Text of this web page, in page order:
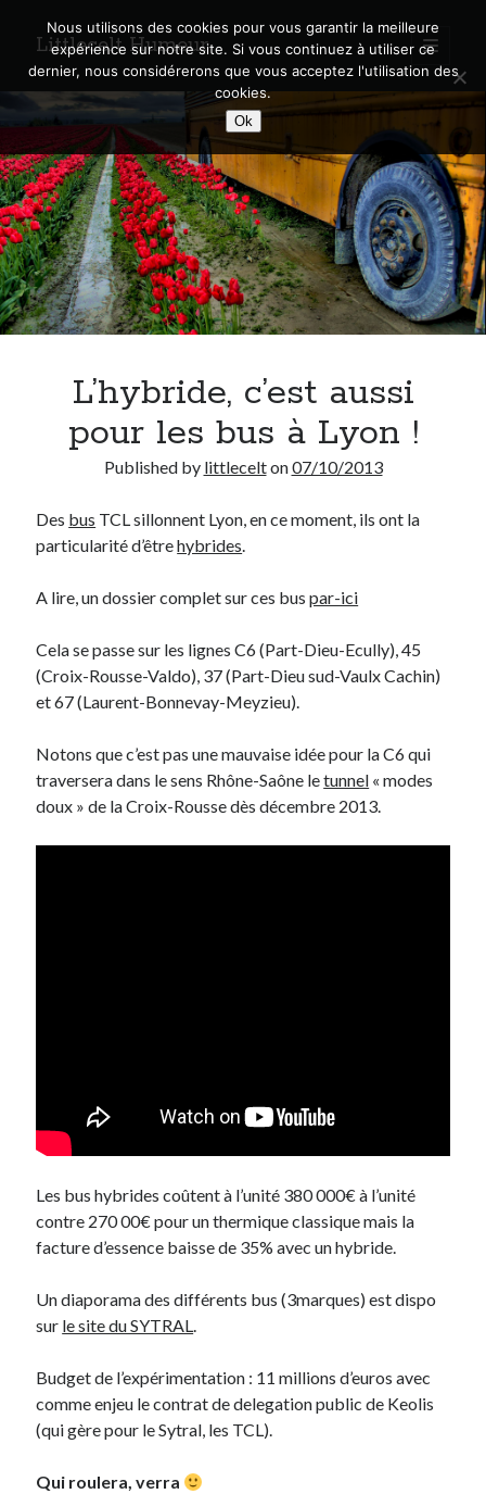
Littlecelt Humeur
open
primary
menu
Sidebar
Recherche sur le blog
Search
Derniers articles
Municipales 2026 : Lyon, Métropole et Caluire, mon choix pour l’avenir
Quel Lyonnais es-tu, Renaud Ducher ?
A quand une véritable place pour le vélo à Caluire dans la Métropole de
Comment je vis ma vie sur un vélo
Derniers Commentaires
JF dansC’était pas mieux avant… à Lyon
AnthonydansComment j’ai opéré ma vélorution toute personnelle
Renaud DucherdansComment j’ai opéré ma vélorution toute
personnelle
Commentaires récents
JFdansC’était pas mieux avant… à Lyon
Coup de coeur
Daddy
Geek
Green
Humeur
Lyon
Lyon à Livre Ouvert
Non classé
Parole de Follower
Patchwork
Post inutile
L’hybride, c’est aussi
pour les bus à Lyon !
Published by littlecelton07/10/2013
Des bus TCL sillonnent Lyon, en ce moment, ils ont la
particularité d’êtrehybrides.
A lire, un dossier complet sur ces buspar-ici
Cela se passe sur les lignes C6 (Part-Dieu-Ecully), 45
(Croix-Rousse-Valdo), 37 (Part-Dieu sud-Vaulx Cachin)
et 67 (Laurent-Bonnevay-Meyzieu).
Notons que c’est pas une mauvaise idée pour la C6 qui
traversera dans le sens Rhône-Saône letunnel « modes
doux » de la Croix-Rousse dès décembre 2013.
Les bus hybrides coûtent à l’unité 380 000€ à l’unité
contre 270 00€ pour un thermique classique mais la
facture d’essence baisse de 35% avec un hybride.
Un diaporama des différents bus (3marques) est dispo
sur le site du SYTRAL.
Budget de l’expérimentation : 11 millions d’euros avec
comme enjeu le contrat de delegation public de Keolis
(qui gère pour le Sytral, les TCL).
Qui roulera, verra
Nous utilisons des cookies pour vous garantir la meilleure
expérience sur notre site. Si vous continuez à utiliser ce
dernier, nous considérerons que vous acceptez l'utilisation des
cookies.
Ok